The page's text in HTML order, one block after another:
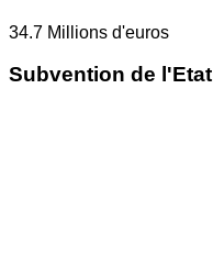
34.7 Millions d'euros
Subvention de l'Etat